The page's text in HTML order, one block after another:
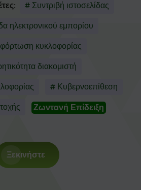
# Συντριβή ιστοσελίδας
ηλεκτρονικού εμπορίου
κυκλοφορίας
διακομιστή
# Κυβερνοεπίθεση
Ζωντανή Επίδειξη
Ξεκινήστε